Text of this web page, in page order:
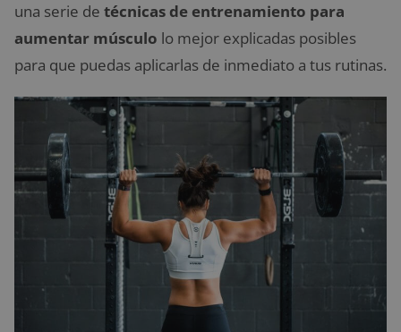
una serie de técnicas de entrenamiento para
aumentar músculo lo mejor explicadas posibles
para que puedas aplicarlas de inmediato a tus rutinas.